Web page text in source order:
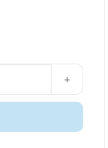
+